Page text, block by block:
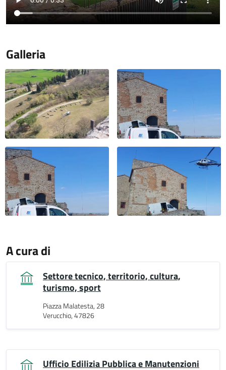
Galleria
A cura di
Settore tecnico, territorio, cultura,
turismo, sport
Piazza Malatesta, 28
Verucchio, 47826
Ufficio Edilizia Pubblica e Manutenzioni